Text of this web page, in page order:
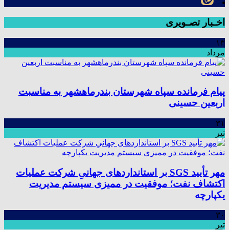
اخـبار تصـویری
۱۳
مرداد
پیام فرمانده سپاه شهرستان بندرماهشهر به مناسبت
اربعین حسینی
۳۱
تیر
مهر تأیید SGS بر استانداردهای جهانیِ شرکت عملیات
اکتشاف نفت؛ موفقیت در ممیزی سیستم مدیریت
یکپارچه
۳۰
تیر